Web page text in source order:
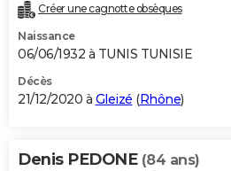
Créer une cagnotte obsèques
Naissance
06/06/1932 à TUNIS TUNISIE
Décès
21/12/2020 à Gleizé (Rhône)
Denis PEDONE (84 ans)